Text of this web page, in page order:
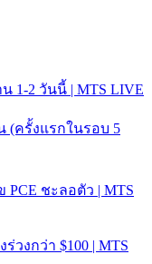
1-2 วันนี้ | MTS LIVE
(ครั้งแรกในรอบ 5
ชะลอตัว | MTS
วงกว่า $100 | MTS